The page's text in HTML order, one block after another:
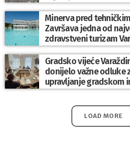
Minerva pred
Završava jedna od
zdravstveni turizam
Gradsko vijeće
donijelo važne odluke
upravljanje gradskom
komunalnim sustavom
LOAD MORE